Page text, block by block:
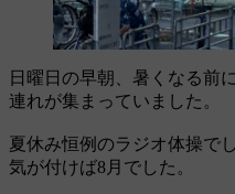
日曜日の早朝、暑くなる前
連れが集まっていました。
夏休み恒例のラジオ体操で
気が付けば8月でした。